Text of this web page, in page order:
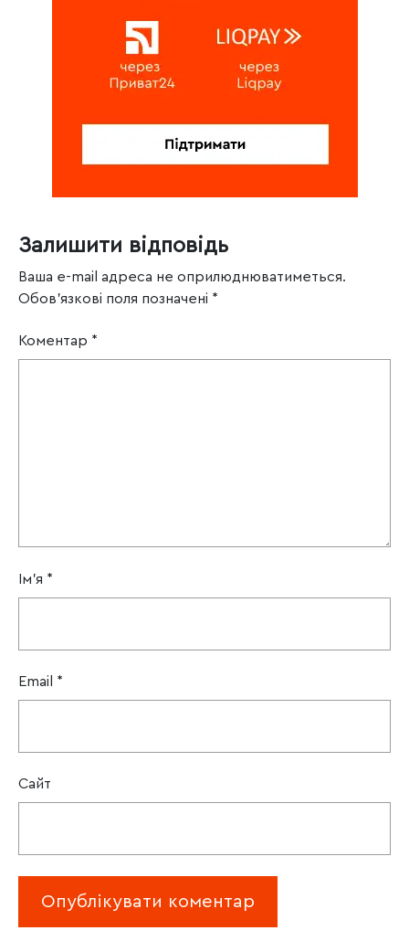
Залишити відповідь
Ваша e-mail адреса не оприлюднюватиметься.
Обов’язкові поля позначені *
Коментар *
Ім'я *
Email *
Сайт